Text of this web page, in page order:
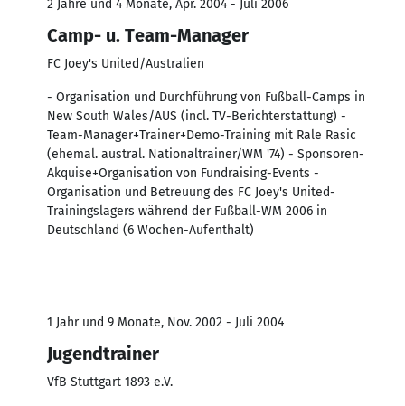
2 Jahre und 4 Monate, Apr. 2004 - Juli 2006
Camp- u. Team-Manager
FC Joey's United/Australien
- Organisation und Durchführung von Fußball-Camps in
New South Wales/AUS (incl. TV-Berichterstattung) -
Team-Manager+Trainer+Demo-Training mit Rale Rasic
(ehemal. austral. Nationaltrainer/WM '74) - Sponsoren-
Akquise+Organisation von Fundraising-Events -
Organisation und Betreuung des FC Joey's United-
Trainingslagers während der Fußball-WM 2006 in
Deutschland (6 Wochen-Aufenthalt)
1 Jahr und 9 Monate, Nov. 2002 - Juli 2004
Jugendtrainer
VfB Stuttgart 1893 e.V.